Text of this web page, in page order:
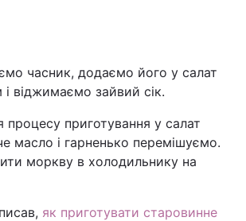
часник, додаємо його у салат
віджимаємо зайвий сік.
процесу приготування у салат
масло і гарненько перемішуємо.
моркву в холодильнику на
як приготувати старовинне